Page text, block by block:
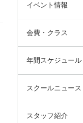
イベント情報
会費・クラス
年間スケジュール
スクールニュース
スタッフ紹介